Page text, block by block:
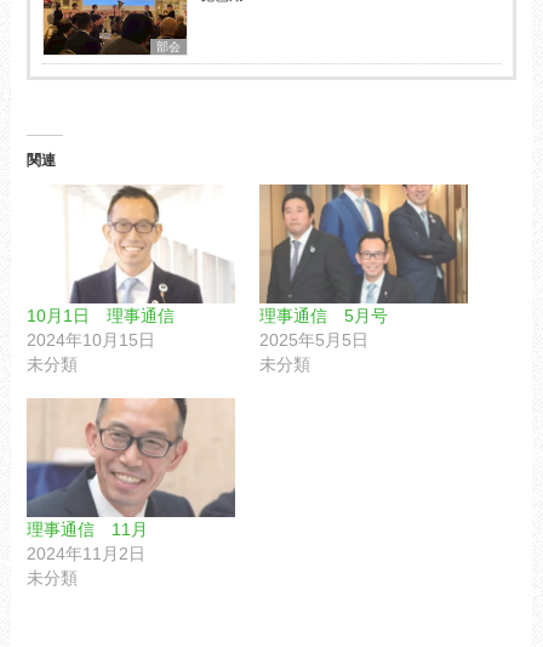
部会
関連
10月1日 理事通信
2024年10月15日
未分類
理事通信 5月号
2025年5月5日
未分類
理事通信 11月
2024年11月2日
未分類